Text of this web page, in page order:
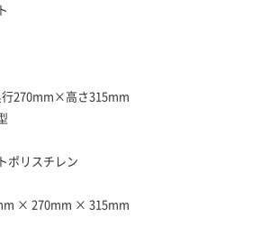
270mm×高さ315mm
ポリスチレン
× 270mm × 315mm